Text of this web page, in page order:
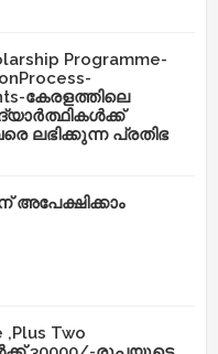
Programme-
കേരളത്തിലെ
ലഭിക്കുന്ന പ്രതിഭ
അപേക്ഷിക്കാം
,Plus Two